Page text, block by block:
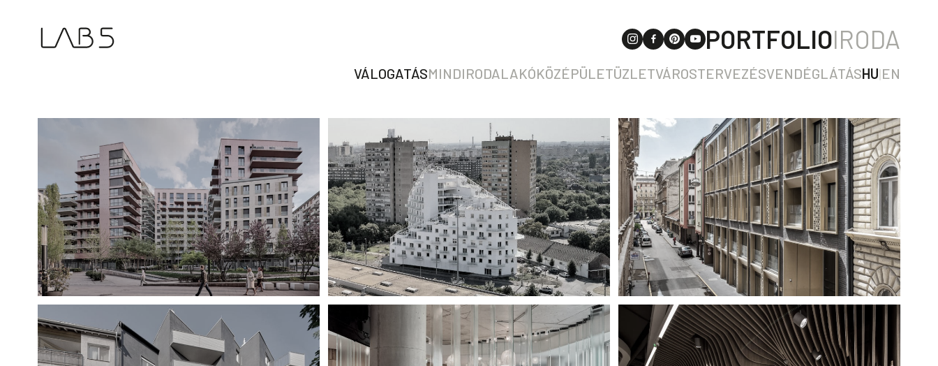
PORTFOLIOIRODA
VÁLOGATÁSMINDIRODALAKÓKÖZÉPÜLETÜZLETVÁROSTERVEZÉSVENDÉGLÁTÁSHU|EN